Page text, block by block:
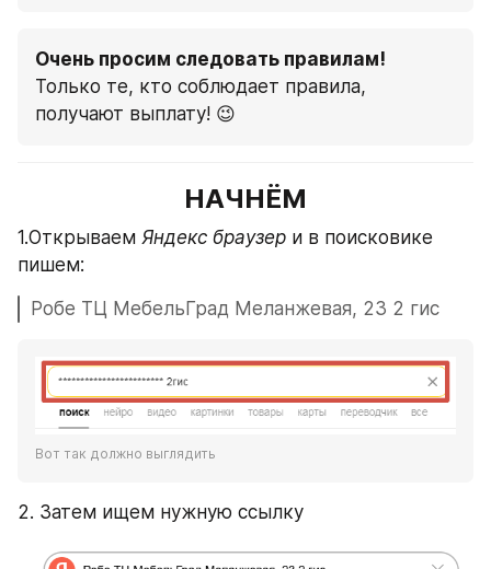
Очень просим следовать правилам!
Только те, кто соблюдает правила,
получают выплату! 😉
НАЧНЁМ
1.Открываем Яндекс браузер и в поисковике
пишем:
Робе ТЦ МебельГрад Меланжевая, 23 2 гис
Вот так должно выглядить
2. Затем ищем нужную ссылку